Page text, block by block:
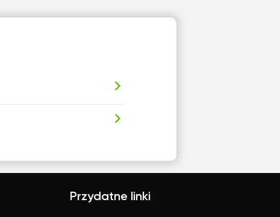
Przydatne linki